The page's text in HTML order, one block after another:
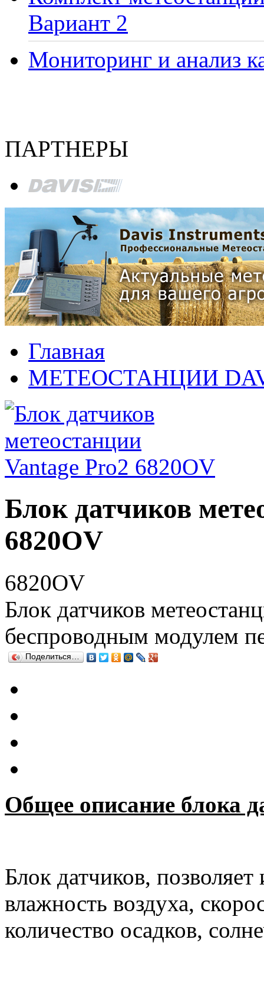
Вариант 2
Мониторинг и анализ
ПАРТНЕРЫ
Главная
МЕТЕОСТАНЦИИ
Блок датчиков
6820OV
6820OV
Блок датчиков
беспроводным модулем
Поделиться…
Общее описание блока
Блок датчиков,
влажность воздуха,
количество осадков,